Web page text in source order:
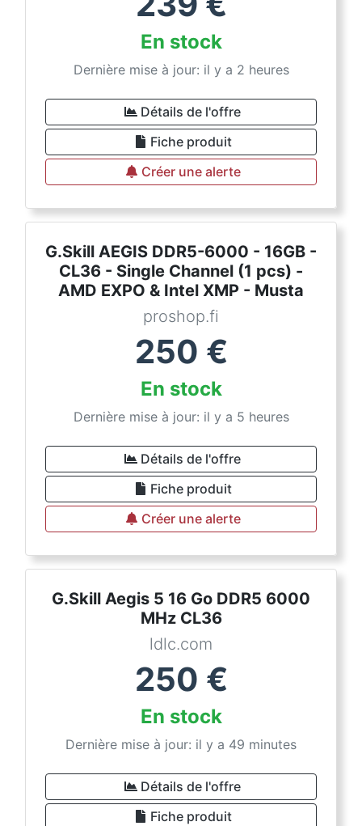
En stock
Dernière mise à jour: il y a 2 heures
Détails de l'offre
Fiche produit
Créer une alerte
G.Skill AEGIS DDR5-6000 - 16GB -
CL36 - Single Channel (1 pcs) -
AMD EXPO & Intel XMP - Musta
proshop.fi
250 €
En stock
Dernière mise à jour: il y a 5 heures
Détails de l'offre
Fiche produit
Créer une alerte
G.Skill Aegis 5 16 Go DDR5 6000
MHz CL36
ldlc.com
250 €
En stock
Dernière mise à jour: il y a 49 minutes
Détails de l'offre
Fiche produit